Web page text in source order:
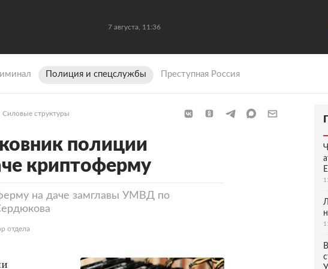
7 августа, 11:36
Полиция и спецслужбы Преступная Россия
Силовые структуры
полиции
криптоферму
на даче замглавы УМВД по
отдела